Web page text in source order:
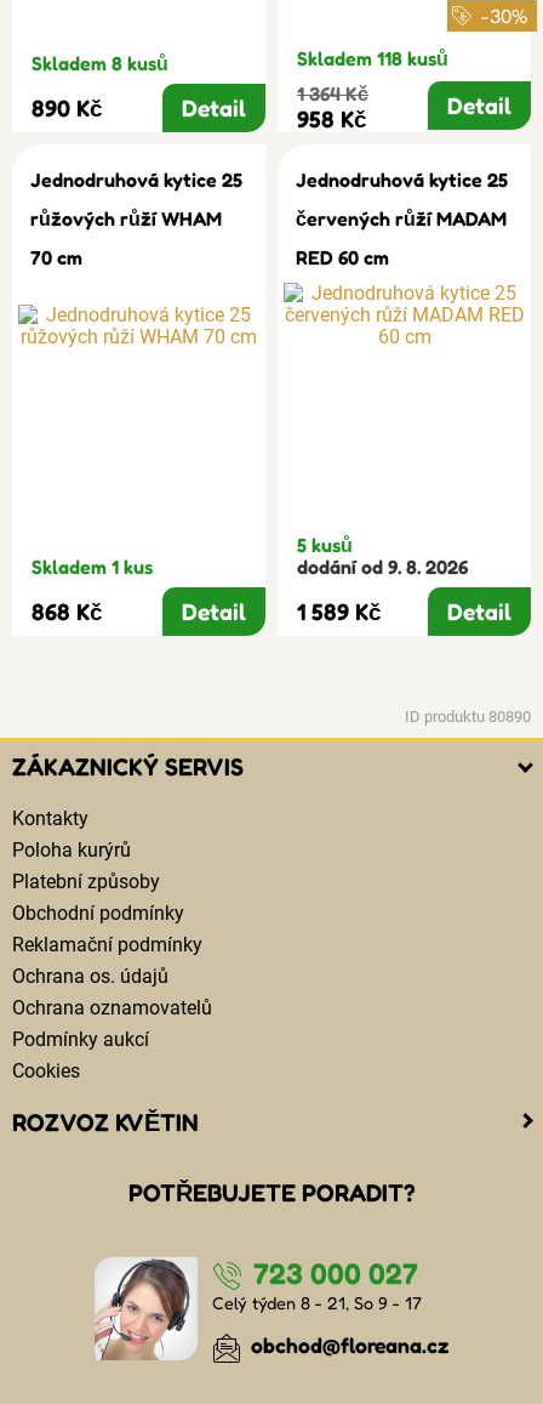
Skladem 8 kusů
890 Kč Detail
-30%
Skladem 118 kusů
1 364 Kč
958 Kč Detail
Jednodruhová kytice 25
růžových růží WHAM
70 cm
Skladem 1 kus
868 Kč Detail
Jednodruhová kytice 25
červených růží MADAM
RED 60 cm
5 kusů
dodání od 9. 8. 2026
1 589 Kč Detail
ID produktu 80890
ZÁKAZNICKÝ SERVIS
Kontakty
Poloha kurýrů
Platební způsoby
Obchodní podmínky
Reklamační podmínky
Ochrana os. údajů
Ochrana oznamovatelů
Podmínky aukcí
Cookies
ROZVOZ KVĚTIN
Kam doručujeme květiny
Cena za doručení květin
Doručení květin sledujete online
Kdo jsou lidé, kteří doručují kytice
Odkud květiny doručujeme
POTŘEBUJETE PORADIT?
723 000 027
Celý týden 8 - 21, So 9 - 17
obchod@floreana.cz